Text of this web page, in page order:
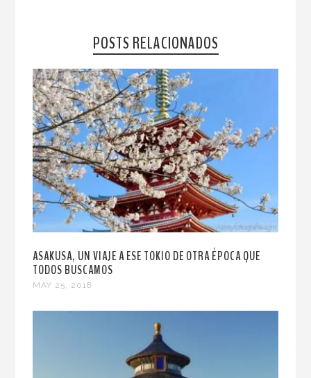
POSTS RELACIONADOS
ASAKUSA, UN VIAJE A ESE TOKIO DE OTRA ÉPOCA QUE
TODOS BUSCAMOS
MAY 25, 2018